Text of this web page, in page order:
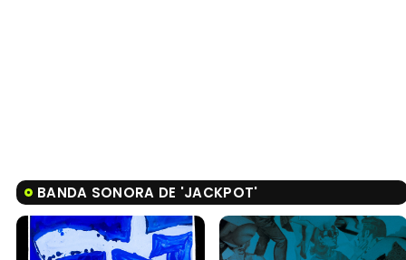
BANDA SONORA DE 'JACKPOT'